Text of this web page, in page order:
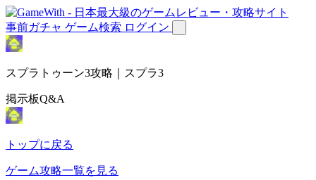
事前ガチャ ゲーム検索 ログイン
スプラトゥーン3攻略｜スプラ3
掲示板Q&A
トップに戻る
ゲーム攻略一覧を見る